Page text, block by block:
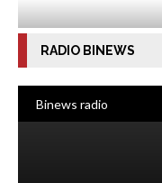
RADIO BINEWS